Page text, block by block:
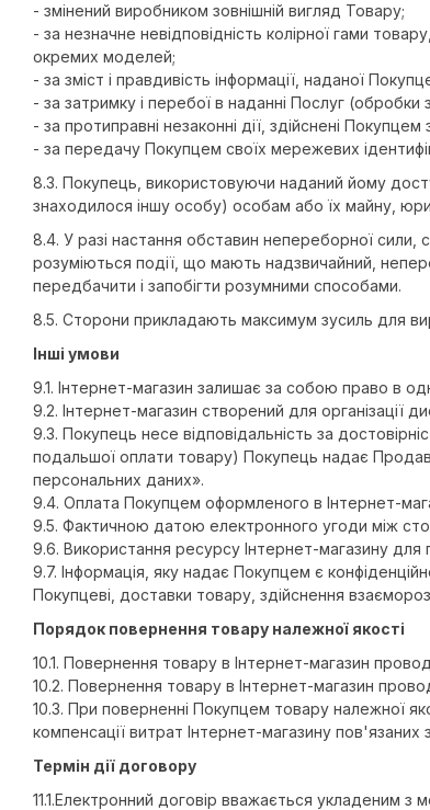
- змінений виробником зовнішній вигляд Товару;
- за незначне невідповідність колірної гами
окремих моделей;
- за зміст і правдивість інформації, наданої
- за затримку і перебої в наданні Послуг
- за протиправні незаконні дії, здійснені
- за передачу Покупцем своїх мережевих
8.3. Покупець, використовуючи наданий йому
знаходилося іншу особу) особам або їх майну,
8.4. У разі настання обставин непереборної
розуміються події, що мають надзвичайний,
передбачити і запобігти розумними способами.
8.5. Сторони прикладають максимум зусиль для
Інші умови
9.1. Інтернет-магазин залишає за собою право в
9.2. Інтернет-магазин створений для організації
9.3. Покупець несе відповідальність за
подальшої оплати товару) Покупець надає
персональних даних».
9.4. Оплата Покупцем оформленого в Інтернет-
9.5. Фактичною датою електронного угоди між
9.6. Використання ресурсу Інтернет-магазину
9.7. Інформація, яку надає Покупцем є
Покупцеві, доставки товару, здійснення
Порядок повернення товару належної якості
10.1. Повернення товару в Інтернет-магазин
10.2. Повернення товару в Інтернет-магазин
10.3. При поверненні Покупцем товару належної
компенсації витрат Інтернет-магазину
Термін дії договору
11.1.Електронний договір вважається укладеним з